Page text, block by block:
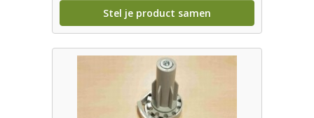
Stel je product samen